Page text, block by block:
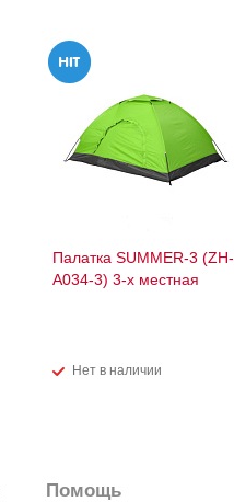
Палатка SUMMER-3 (ZH-
A034-3) 3-х местная
Нет в наличии
Помощь